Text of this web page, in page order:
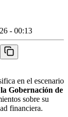
- 00:13
en el escenario
Gobernación de
sobre su
financiera.